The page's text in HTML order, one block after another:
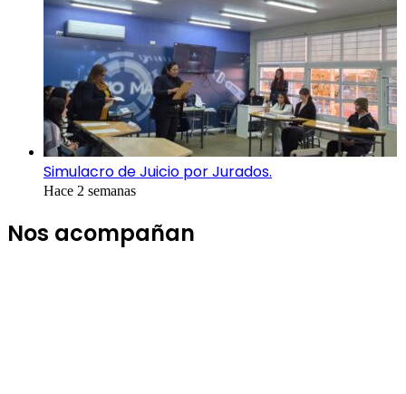
Simulacro de Juicio por Jurados.
Hace 2 semanas
Nos acompañan